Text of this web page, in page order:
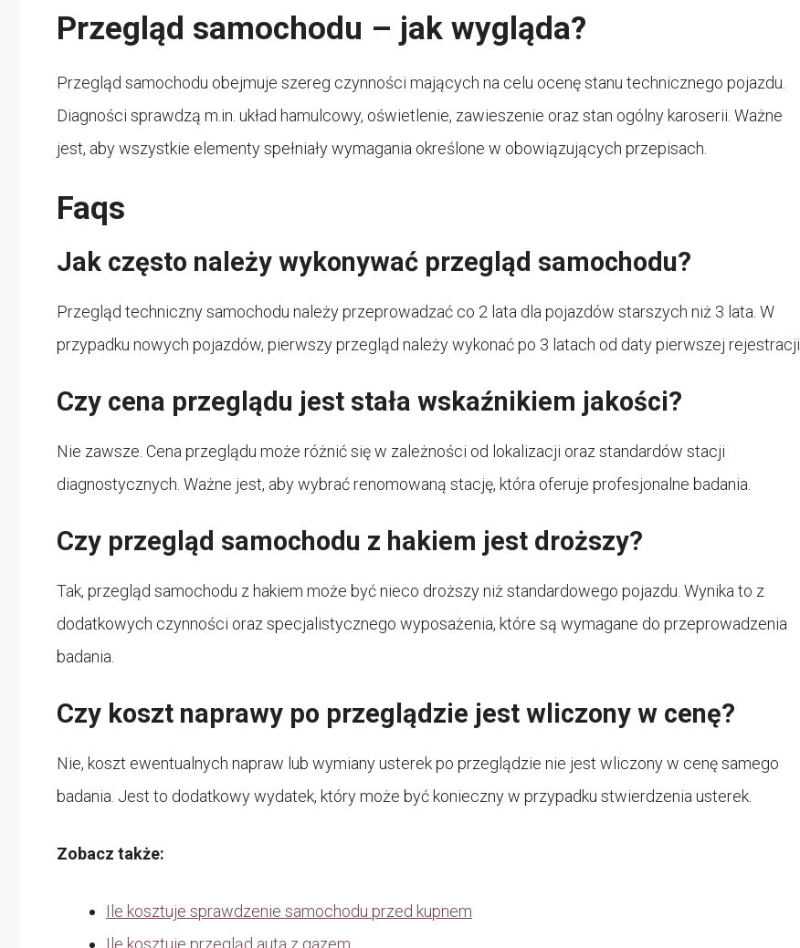
Przegląd samochodu – jak wygląda?
Przegląd samochodu obejmuje szereg czynności mających na celu ocenę stanu technicznego pojazdu.
Diagności sprawdzą m.in. układ hamulcowy, oświetlenie, zawieszenie oraz stan ogólny karoserii. Ważne
jest, aby wszystkie elementy spełniały wymagania określone w obowiązujących przepisach.
Faqs
Jak często należy wykonywać przegląd samochodu?
Przegląd techniczny samochodu należy przeprowadzać co 2 lata dla pojazdów starszych niż 3 lata. W
przypadku nowych pojazdów, pierwszy przegląd należy wykonać po 3 latach od daty pierwszej rejestracji.
Czy cena przeglądu jest stała wskaźnikiem jakości?
Nie zawsze. Cena przeglądu może różnić się w zależności od lokalizacji oraz standardów stacji
diagnostycznych. Ważne jest, aby wybrać renomowaną stację, która oferuje profesjonalne badania.
Czy przegląd samochodu z hakiem jest droższy?
Tak, przegląd samochodu z hakiem może być nieco droższy niż standardowego pojazdu. Wynika to z
dodatkowych czynności oraz specjalistycznego wyposażenia, które są wymagane do przeprowadzenia
badania.
Czy koszt naprawy po przeglądzie jest wliczony w cenę?
Nie, koszt ewentualnych napraw lub wymiany usterek po przeglądzie nie jest wliczony w cenę samego
badania. Jest to dodatkowy wydatek, który może być konieczny w przypadku stwierdzenia usterek.
Zobacz także:
Ile kosztuje sprawdzenie samochodu przed kupnem
Ile kosztuje przegląd auta z gazem